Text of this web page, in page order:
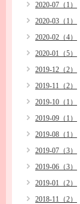
2020-07（1）
2020-03（1）
2020-02（4）
2020-01（5）
2019-12（2）
2019-11（2）
2019-10（1）
2019-09（1）
2019-08（1）
2019-07（3）
2019-06（3）
2019-01（2）
2018-11（2）